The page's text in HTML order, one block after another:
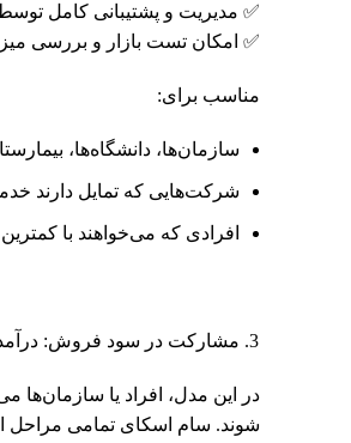
✅ مدیریت و پشتیبانی کامل
✅ امکان تست بازار و بررسی
مناسب برای:
سازمان‌ها، دانشگاه‌ها،
شرکت‌هایی که تمایل دارند
افرادی که می‌خواهند با
مشارکت در سود فروش: درآمد
در این مدل، افراد یا سازمان‌ها
شوند. سام اسکای تمامی مراحل